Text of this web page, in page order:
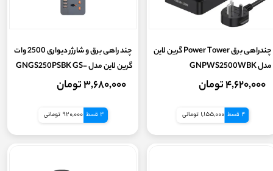
ویژگی‌ها
نوع اتصال
رابط
درگاه های ارتباطی
چندراهی برق Power Tower گرین لاین
مدل GNPWS2500WBK
۴,۶۲۰,۰۰۰ تومان
4 قسط 1,155,000 تومانی
چند راهی برق و شارژر دیواری 2500 وات
گرین لاین مدل GNGS250PSBK GS-
250
۳,۶۸۰,۰۰۰ تومان
4 قسط 920,000 تومانی